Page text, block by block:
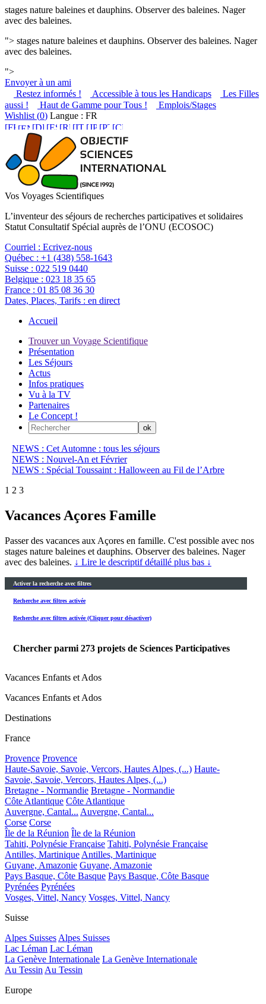
stages nature baleines et dauphins. Observer des baleines. Nager
avec des baleines.
"> stages nature baleines et dauphins. Observer des baleines. Nager
avec des baleines.
">
Envoyer à un ami
Restez informés !
Accessible à tous les Handicaps
Les Filles
aussi !
Haut de Gamme pour Tous !
Emplois/Stages
Wishlist (0) Langue : FR
Vos Voyages Scientifiques
L’inventeur des séjours de recherches participatives et solidaires
Statut Consultatif Spécial auprès de l’ONU (ECOSOC)
Courriel : Ecrivez-nous
Québec : +1 (438) 558-1643
Suisse : 022 519 0440
Belgique : 023 18 35 65
France : 01 85 08 36 30
Dates, Places, Tarifs : en direct
Accueil
Trouver un Voyage Scientifique
Présentation
Les Séjours
Actus
Infos pratiques
Vu à la TV
Partenaires
Le Concept !
NEWS : Cet Automne : tous les séjours
NEWS : Nouvel-An et Février
NEWS : Spécial Toussaint : Halloween au Fil de l’Arbre
1 2 3
Vacances Açores Famille
Passer des vacances aux Açores en famille. C'est possible avec nos
stages nature baleines et dauphins. Observer des baleines. Nager
avec des baleines. ↓ Lire le descriptif détaillé plus bas ↓
Activer la recherche avec filtres
Recherche avec filtres activée
Recherche avec filtres activée (Cliquer pour désactiver)
Chercher parmi 273 projets de Sciences Participatives
Vacances Enfants et Ados
Vacances Enfants et Ados
Destinations
France
Provence Provence
Haute-Savoie, Savoie, Vercors, Hautes Alpes, (...) Haute-
Savoie, Savoie, Vercors, Hautes Alpes, (...)
Bretagne - Normandie Bretagne - Normandie
Côte Atlantique Côte Atlantique
Auvergne, Cantal... Auvergne, Cantal...
Corse Corse
Île de la Réunion Île de la Réunion
Tahiti, Polynésie Française Tahiti, Polynésie Française
Antilles, Martinique Antilles, Martinique
Guyane, Amazonie Guyane, Amazonie
Pays Basque, Côte Basque Pays Basque, Côte Basque
Pyrénées Pyrénées
Vosges, Vittel, Nancy Vosges, Vittel, Nancy
Suisse
Alpes Suisses Alpes Suisses
Lac Léman Lac Léman
La Genève Internationale La Genève Internationale
Au Tessin Au Tessin
Europe